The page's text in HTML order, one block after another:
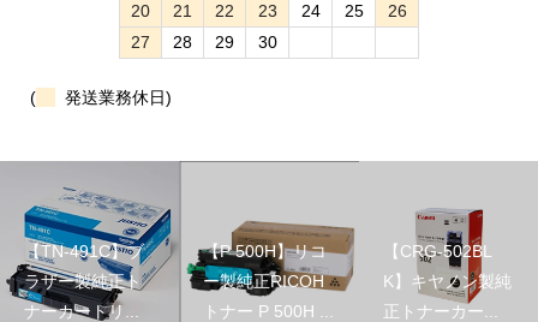
20
21 22 23 24 25
26
27
28 29 30
( 発送業務休日)
【TN-491C】ブ
ラザー製純正ト
ナーカートリ...
【P 500H】リコ
ー製純正RICOH
トナー P 500H ...
【CRG-502BL
K】キヤノン製純
正トナーカー...